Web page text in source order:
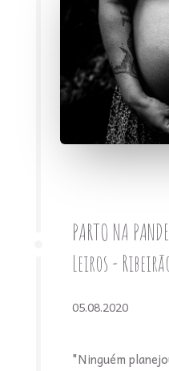
PARTO NA
Leiros -
05.08.2020
"Ninguém